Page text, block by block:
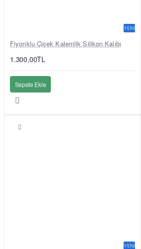
YENI
Fiyonklu Çiçek Kalemlik Silikon Kalıbı
1.300,00TL
Sepete Ekle
YENI